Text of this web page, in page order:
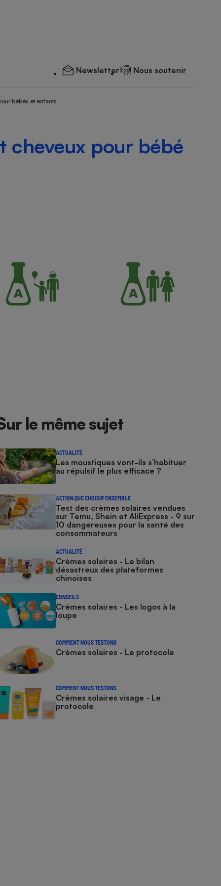
Newsletter Nous soutenir
bébés et enfants
cheveux pour bébé
le même sujet
ACTUALITÉ
Les moustiques vont-ils s’habituer
au répulsif le plus efficace ?
ACTION QUE CHOISIR ENSEMBLE
Test des crèmes solaires vendues
sur Temu, Shein et AliExpress - 9 sur
10 dangereuses pour la santé des
consommateurs
ACTUALITÉ
Crèmes solaires - Le bilan
désastreux des plateformes
chinoises
CONSEILS
Crèmes solaires - Les logos à la
loupe
COMMENT NOUS TESTONS
Crèmes solaires - Le protocole
COMMENT NOUS TESTONS
Crèmes solaires visage - Le
protocole